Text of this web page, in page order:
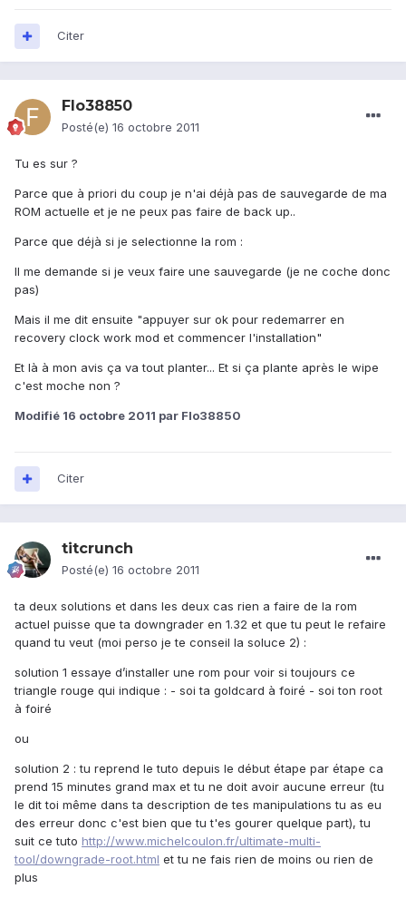
Citer
Flo38850
Posté(e) 16 octobre 2011
Tu es sur ?
Parce que à priori du coup je n'ai déjà pas de sauvegarde de ma
ROM actuelle et je ne peux pas faire de back up..
Parce que déjà si je selectionne la rom :
Il me demande si je veux faire une sauvegarde (je ne coche donc
pas)
Mais il me dit ensuite "appuyer sur ok pour redemarrer en
recovery clock work mod et commencer l'installation"
Et là à mon avis ça va tout planter... Et si ça plante après le wipe
c'est moche non ?
Modifié 16 octobre 2011 par Flo38850
Citer
titcrunch
Posté(e) 16 octobre 2011
ta deux solutions et dans les deux cas rien a faire de la rom
actuel puisse que ta downgrader en 1.32 et que tu peut le refaire
quand tu veut (moi perso je te conseil la soluce 2) :
solution 1 essaye d’installer une rom pour voir si toujours ce
triangle rouge qui indique : - soi ta goldcard à foiré - soi ton root
à foiré
ou
solution 2 : tu reprend le tuto depuis le début étape par étape ca
prend 15 minutes grand max et tu ne doit avoir aucune erreur (tu
le dit toi même dans ta description de tes manipulations tu as eu
des erreur donc c'est bien que tu t'es gourer quelque part), tu
suit ce tuto http://www.michelcoulon.fr/ultimate-multi-
tool/downgrade-root.html et tu ne fais rien de moins ou rien de
plus